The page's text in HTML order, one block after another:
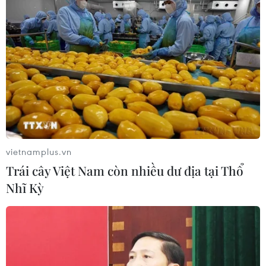
tại ASEAN Cup 2026 trên kênh nào?
07/08/2026 09:49
Nhận định Singapore vs
Indonesia (20h ngày 7/8): Cuộc quyết
đấu giành tấm vé bán kết duy nhất
07/08/2026 08:41
Cục diện ASEAN Cup: Việt Nam
quyết giành ngôi đầu, Thái Lan vẫn
có thể bị loại
Lịch thi đấu ASEAN Cup 2026 ngày
vietnamplus.vn
Trái cây Việt Nam còn nhiều dư địa tại Thổ
Nhĩ Kỳ